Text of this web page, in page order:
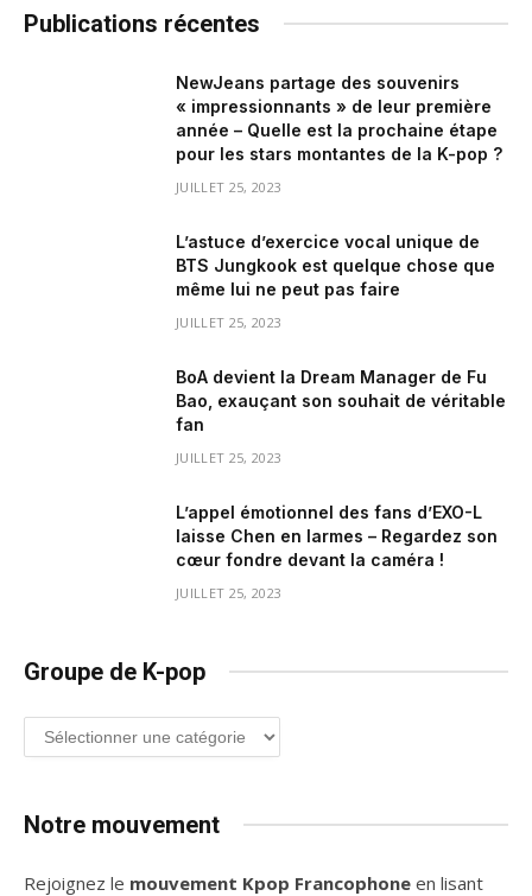
Publications récentes
NewJeans partage des souvenirs
« impressionnants » de leur première
année – Quelle est la prochaine étape
pour les stars montantes de la K-pop ?
JUILLET 25, 2023
L’astuce d’exercice vocal unique de
BTS Jungkook est quelque chose que
même lui ne peut pas faire
JUILLET 25, 2023
BoA devient la Dream Manager de Fu
Bao, exauçant son souhait de véritable
fan
JUILLET 25, 2023
L’appel émotionnel des fans d’EXO-L
laisse Chen en larmes – Regardez son
cœur fondre devant la caméra !
JUILLET 25, 2023
Groupe de K-pop
Groupe
de
Notre mouvement
Rejoignez le mouvement Kpop Francophone en lisant